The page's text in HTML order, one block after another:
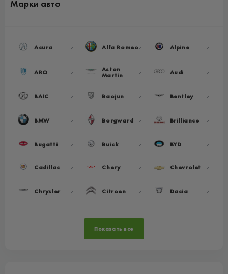
Марки авто
Acura Alfa Romeo Alpine
ARO Aston
Martin Audi
BAIC Baojun Bentley
BMW Borgward Brilliance
Bugatti Buick BYD
Cadillac Chery Chevrolet
Chrysler Citroen Dacia
Показать все